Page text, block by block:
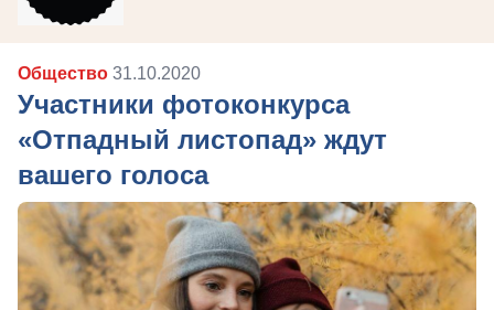
Общество 31.10.2020
Участники фотоконкурса
«Отпадный листопад» ждут
вашего голоса